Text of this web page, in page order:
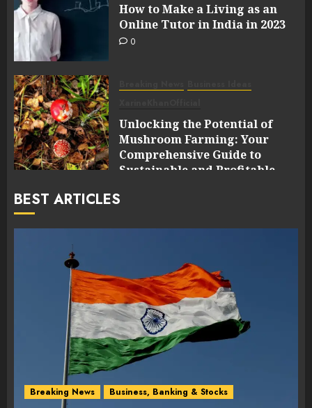
How to Make a Living as an
Online Tutor in India in 2023
0
Unlocking the Potential of
Mushroom Farming: Your
Comprehensive Guide to
Sustainable and Profitable
BEST ARTICLES
Breaking News Business, Banking & Stocks